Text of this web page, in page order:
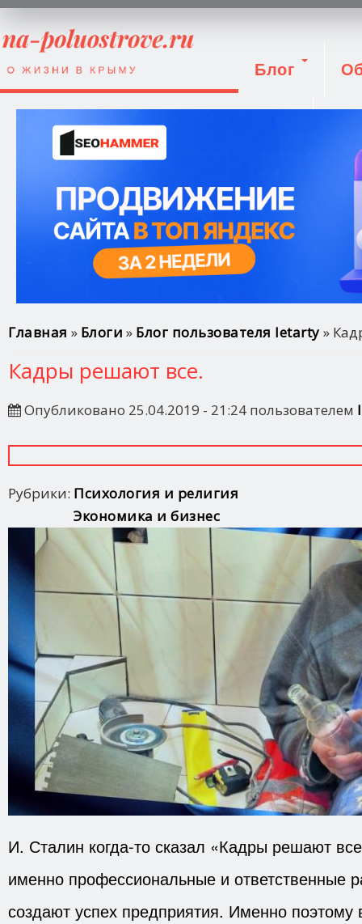
Блог
Вы здесь
Главная » Блоги » Блог пользователя letarty »
Кадры решают все.
Опубликовано 25.04.2019 - 21:24 пользователем
Рубрики: Психология и религия
Экономика и бизнес
И. Сталин когда-то сказал «Кадры решают
именно профессиональные и ответственные
создают успех предприятия. Именно